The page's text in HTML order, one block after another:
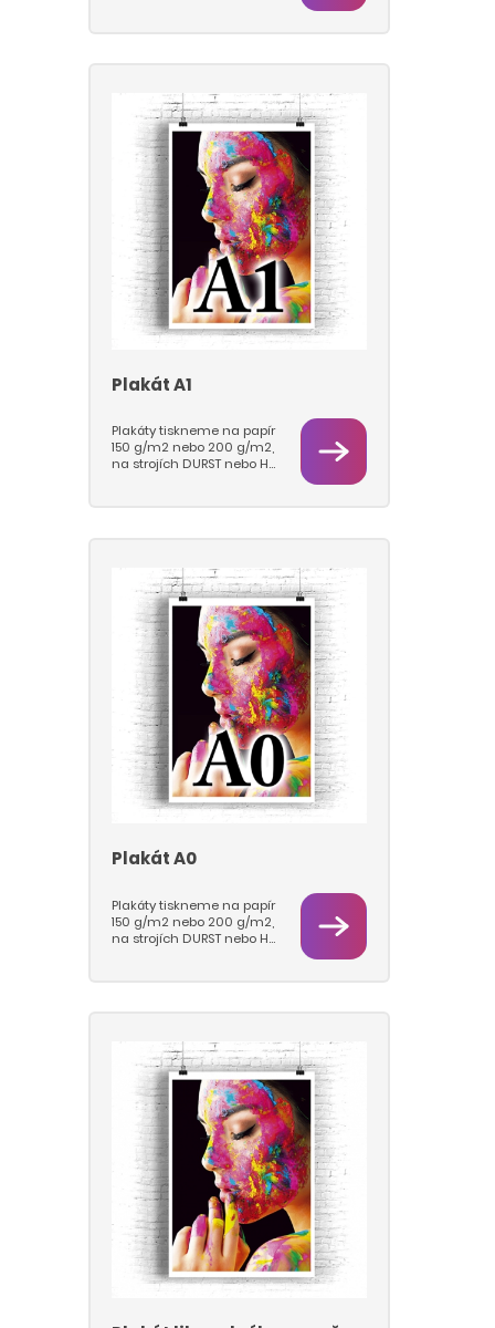
Plakát A1
Plakáty tiskneme na papír
150 g/m2 nebo 200 g/m2,
na strojích DURST nebo HP
Plakát A0
Plakáty tiskneme na papír
150 g/m2 nebo 200 g/m2,
na strojích DURST nebo HP